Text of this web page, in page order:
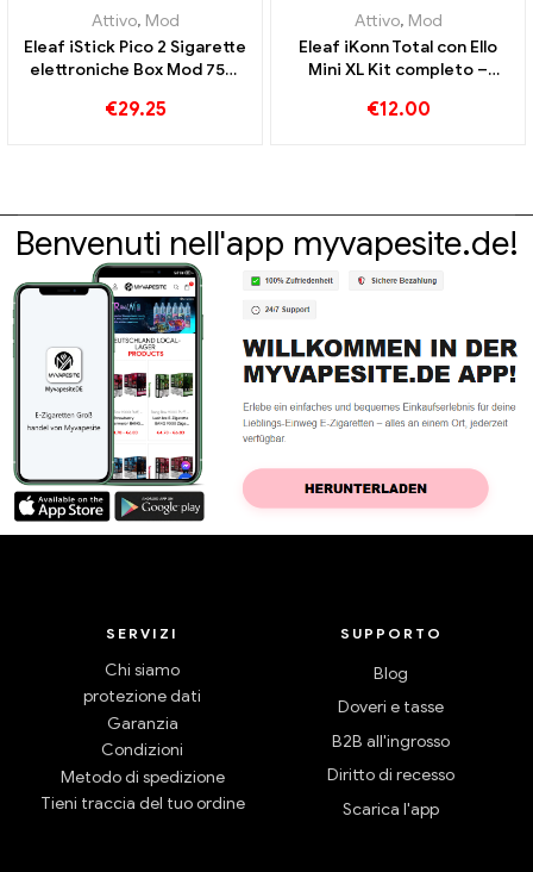
Attivo, Mod
Eleaf iStick Pico 2 Sigarette
elettroniche Box Mod 75W
€29.25
Attivo, Mod
Eleaf iKonn Total con Ello
Mini XL Kit completo –
di sigarette elettroniche ml
€12.00
Benvenuti nell'app myvapesite.de!
SERVIZI
Chi siamo
protezione dati
Garanzia
Condizioni
Metodo di spedizione
Tieni traccia del tuo ordine
SUPPORTO
Blog
Doveri e tasse
B2B all'ingrosso
Diritto di recesso
Scarica l'app